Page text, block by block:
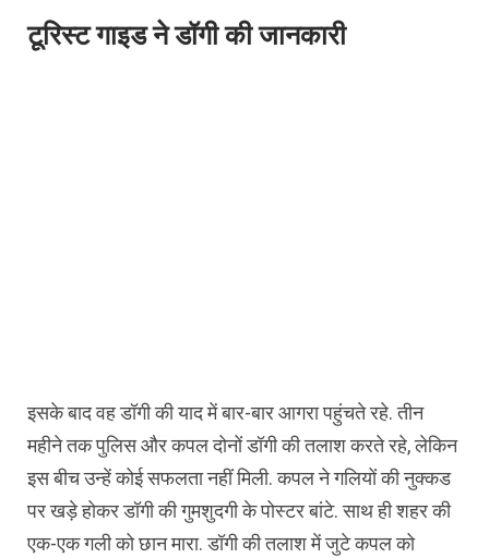
टूरिस्ट गाइड ने डॉगी की जानकारी
इसके बाद वह डॉगी की याद में बार-बार आगरा पहुंचते रहे. तीन
महीने तक पुलिस और कपल दोनों डॉगी की तलाश करते रहे, लेकिन
इस बीच उन्हें कोई सफलता नहीं मिली. कपल ने गलियों की नुक्कड
पर खड़े होकर डॉगी की गुमशुदगी के पोस्टर बांटे. साथ ही शहर की
एक-एक गली को छान मारा. डॉगी की तलाश में जुटे कपल को